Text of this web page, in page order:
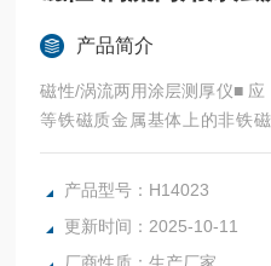
产品简介
磁性/涡流两用涂层测厚仪■
等铁磁质金属基体上的非铁
末、塑料、橡胶、合成材料、
镉、瓷、珐琅、氧化层等。用
金属加工业、化工业、商检等
产品型号：H14023
更新时间：2025-10-11